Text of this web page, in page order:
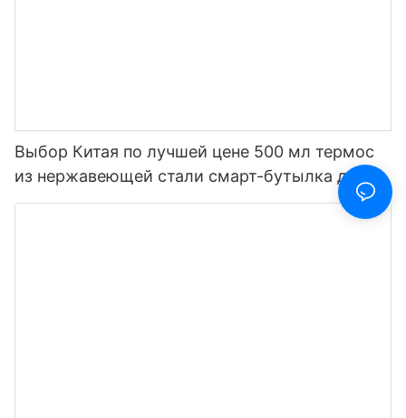
Выбор Китая по лучшей цене 500 мл термос
из нержавеющей стали смарт-бутылка для
воды